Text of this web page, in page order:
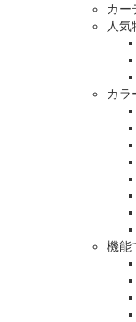
カー
人気
カラ
機能